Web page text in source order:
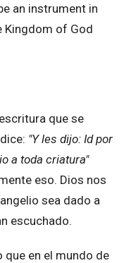
an instrument in
Kingdom of God
que se
"Y les dijo: Id por
a toda criatura"
eso. Dios nos
sea dado a
escuchado.
que en el mundo de